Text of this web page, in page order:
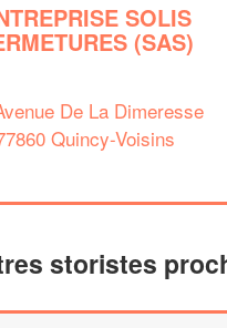
SOLIS
(SAS)
De La Dimeresse
Quincy-Voisins
storistes